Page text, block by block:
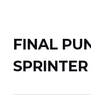
FINAL